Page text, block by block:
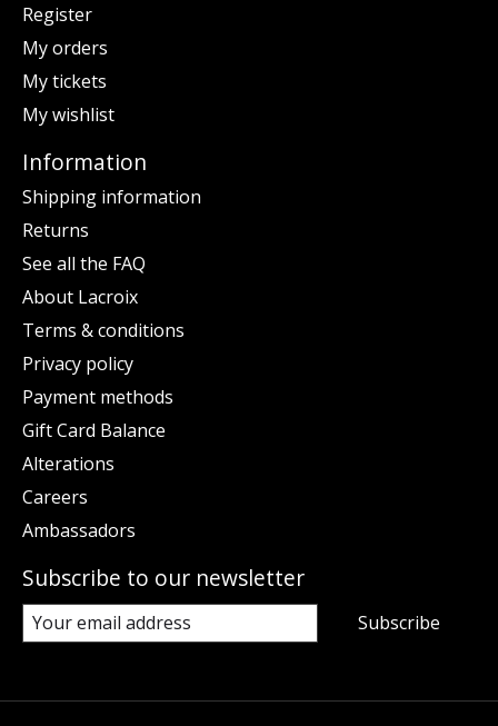
Register
My orders
My tickets
My wishlist
Information
Shipping information
Returns
See all the FAQ
About Lacroix
Terms & conditions
Privacy policy
Payment methods
Gift Card Balance
Alterations
Careers
Ambassadors
Subscribe to our newsletter
Subscribe